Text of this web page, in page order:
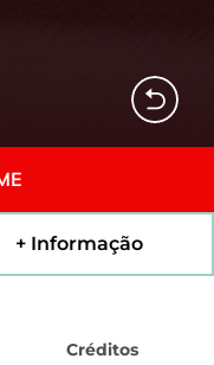
+ Informação
Créditos